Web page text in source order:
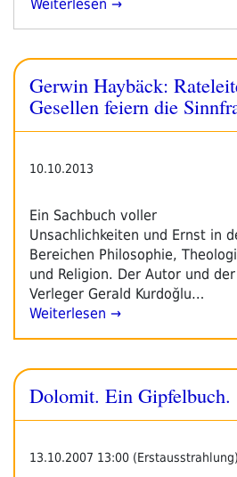
Frankfurter
Buchmesse
2014
Weiterlesen
Gerwin Haybäck:
Gesellen feiern die
10.10.2013
Ein Sachbuch voller
Unsachlichkeiten und Ernst in
Bereichen Philosophie,
und Religion. Der Autor und der
Verleger Gerald Kurdoğlu…
Weiterlesen →
Dolomit. Ein Gipfelbuch.
13.10.2007 13:00 (Erstausstrahlung)